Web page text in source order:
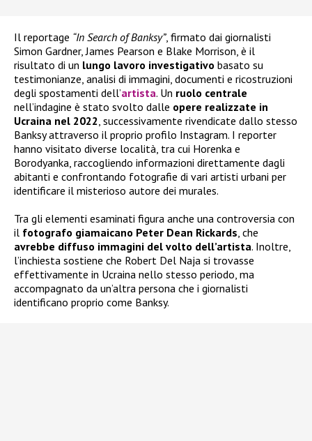
Il reportage “In Search of Banksy”, firmato dai giornalisti
Simon Gardner, James Pearson e Blake Morrison, è il
risultato di un lungo lavoro investigativo basato su
testimonianze, analisi di immagini, documenti e ricostruzioni
degli spostamenti dell’artista. Un ruolo centrale
nell’indagine è stato svolto dalle opere realizzate in
Ucraina nel 2022, successivamente rivendicate dallo stesso
Banksy attraverso il proprio profilo Instagram. I reporter
hanno visitato diverse località, tra cui Horenka e
Borodyanka, raccogliendo informazioni direttamente dagli
abitanti e confrontando fotografie di vari artisti urbani per
identificare il misterioso autore dei murales.
Tra gli elementi esaminati figura anche una controversia con
il fotografo giamaicano Peter Dean Rickards, che
avrebbe diffuso immagini del volto dell’artista. Inoltre,
l’inchiesta sostiene che Robert Del Naja si trovasse
effettivamente in Ucraina nello stesso periodo, ma
accompagnato da un’altra persona che i giornalisti
identificano proprio come Banksy.